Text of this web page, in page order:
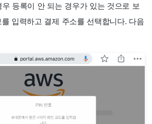
등록이 안 되는 경우가 있는 것으로 보
입력하고 결제 주소를 선택합니다. 다음